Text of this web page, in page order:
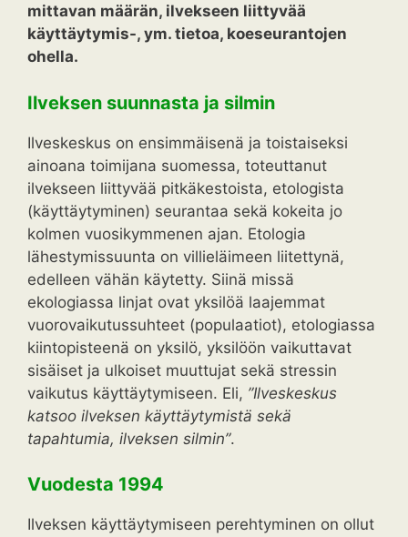
mittavan määrän, ilvekseen liittyvää
käyttäytymis-, ym. tietoa, koeseurantojen
ohella.
Ilveksen suunnasta ja silmin
Ilveskeskus on ensimmäisenä ja toistaiseksi
ainoana toimijana suomessa, toteuttanut
ilvekseen liittyvää pitkäkestoista, etologista
(käyttäytyminen) seurantaa sekä kokeita jo
kolmen vuosikymmenen ajan. Etologia
lähestymissuunta on villieläimeen liitettynä,
edelleen vähän käytetty. Siinä missä
ekologiassa linjat ovat yksilöä laajemmat
vuorovaikutussuhteet (populaatiot), etologiassa
kiintopisteenä on yksilö, yksilöön vaikuttavat
sisäiset ja ulkoiset muuttujat sekä stressin
vaikutus käyttäytymiseen. Eli, ”Ilveskeskus
katsoo ilveksen käyttäytymistä sekä
tapahtumia, ilveksen silmin”.
Vuodesta 1994
Ilveksen käyttäytymiseen perehtyminen on ollut